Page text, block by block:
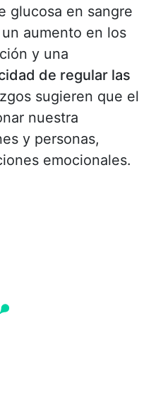
glucosa en sangre
aumento en los
y una
de regular las
sugieren que el
nuestra
y personas,
emocionales.